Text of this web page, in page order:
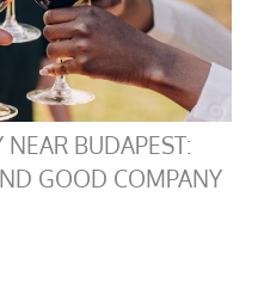
BUDAPEST:
GOOD COMPANY